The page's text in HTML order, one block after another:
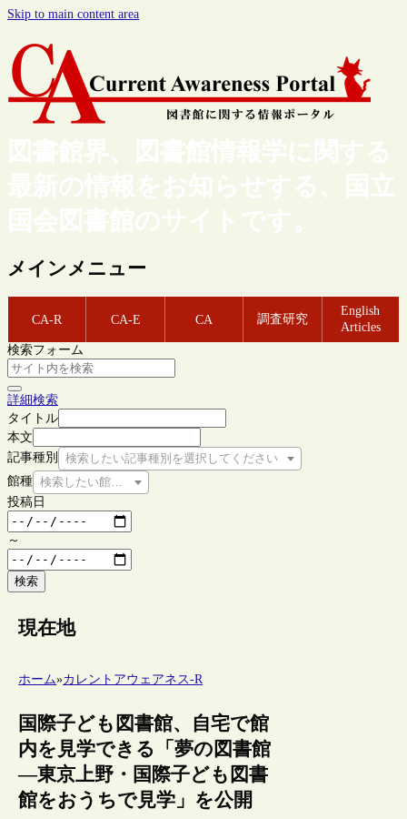
Skip to main content area
図書館界、図書館情報学に関する
最新の情報をお知らせする、国立
国会図書館のサイトです。
メインメニュー
CA-R CA-E CA 調査研究
English
Articles
検索フォーム
詳細検索
タイトル
本文
記事種別
検索したい記事種別を選択してください
館種 検索したい館種を選択してください
投稿日
～
検索
現在地
ホーム»カレントアウェアネス-R
国際子ども図書館、自宅で館
内を見学できる「夢の図書館
―東京上野・国際子ども図書
館をおうちで見学」を公開